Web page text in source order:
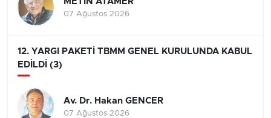
07 Ağustos 2026
12. YARGI PAKETİ TBMM GENEL KURULUNDA KABUL
EDİLDİ (3)
Av. Dr. Hakan GENCER
07 Ağustos 2026